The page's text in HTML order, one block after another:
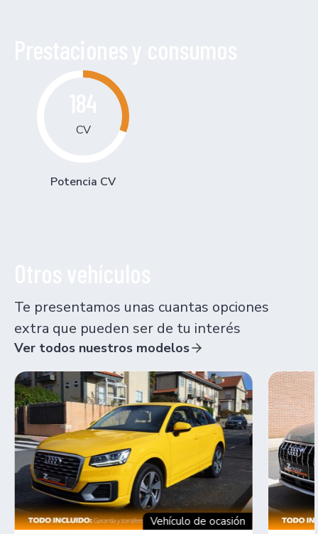
CV
Potencia CV
Te presentamos unas cuantas opciones
extra que pueden ser de tu interés
Ver todos nuestros modelos
Vehículo de ocasión